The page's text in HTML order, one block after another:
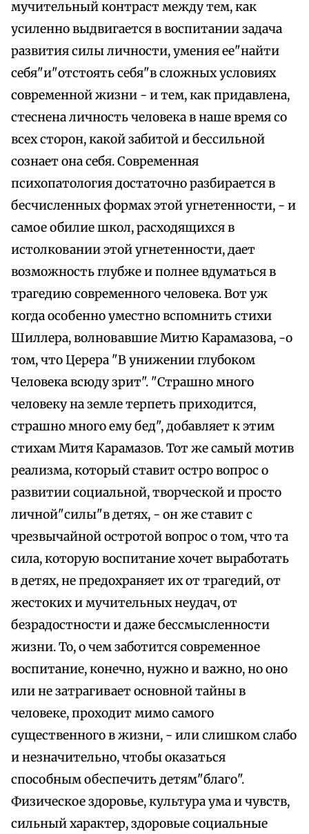
мучительный контраст между тем, как
усиленно выдвигается в воспитании задача
развития силы личности, умения ее"найти
себя"и"отстоять себя"в сложных условиях
современной жизни - и тем, как придавлена,
стеснена личность человека в наше время со
всех сторон, какой забитой и бессильной
сознает она себя. Современная
психопатология достаточно разбирается в
бесчисленных формах этой угнетенности, - и
самое обилие школ, расходящихся в
истолковании этой угнетенности, дает
возможность глубже и полнее вдуматься в
трагедию современного человека. Вот уж
когда особенно уместно вспомнить стихи
Шиллера, волновавшие Митю Карамазова, -о
том, что Церера "В унижении глубоком
Человека всюду зрит". "Страшно много
человеку на земле терпеть приходится,
страшно много ему бед", добавляет к этим
стихам Митя Карамазов. Тот же самый мотив
реализма, который ставит остро вопрос о
развитии социальной, творческой и просто
личной"силы"в детях, - он же ставит с
чрезвычайной остротой вопрос о том, что та
сила, которую воспитание хочет выработать
в детях, не предохраняет их от трагедий, от
жестоких и мучительных неудач, от
безрадостности и даже бессмысленности
жизни. То, о чем заботится современное
воспитание, конечно, нужно и важно, но оно
или не затрагивает основной тайны в
человеке, проходит мимо самого
существенного в жизни, - или слишком слабо
и незначительно, чтобы оказаться
способным обеспечить детям"благо".
Физическое здоровье, культура ума и чувств,
сильный характер, здоровые социальные